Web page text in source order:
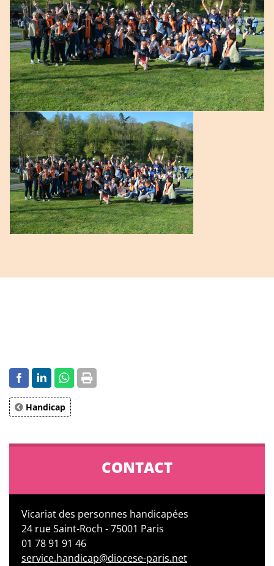
Handicap
CONTACT
Vicariat des personnes handicapées
24 rue Saint-Roch - 75001 Paris
01 78 91 91 46
service.handicap@diocese-paris.net